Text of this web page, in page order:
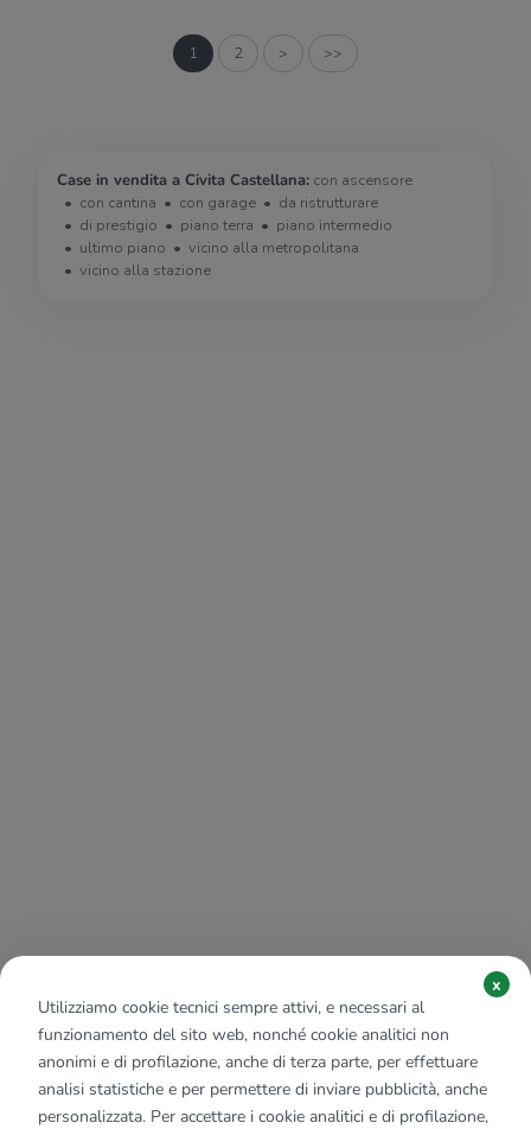
1 2 > >>
Case in vendita a Civita Castellana: con ascensore
con cantina
con garage
da ristrutturare
di prestigio
piano terra
piano intermedio
ultimo piano
vicino alla metropolitana
vicino alla stazione
Utilizziamo cookie tecnici sempre attivi, e necessari al
funzionamento del sito web, nonché cookie analitici non
anonimi e di profilazione, anche di terza parte, per effettuare
analisi statistiche e per permettere di inviare pubblicità, anche
personalizzata. Per accettare i cookie analitici e di profilazione,
x